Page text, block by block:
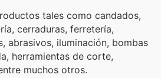
tales como candados,
cerraduras, ferretería,
abrasivos, iluminación, bombas
herramientas de corte,
muchos otros.